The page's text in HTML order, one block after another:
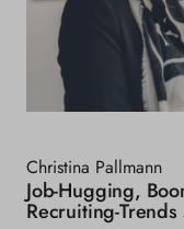
Christina Pallmann
Job-Hugging,
Recruiting-